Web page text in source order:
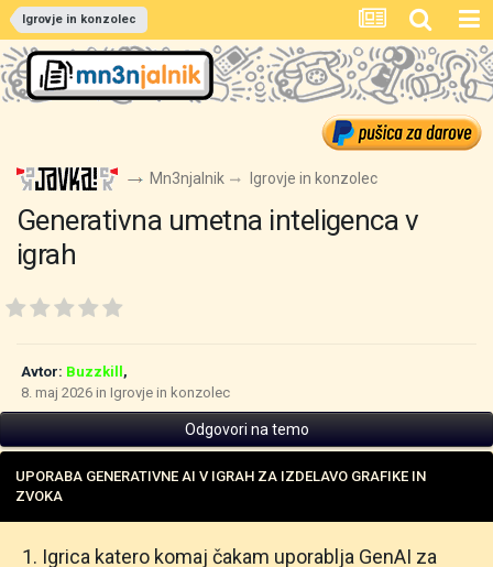
Igrovje in konzolec
Mn3njalnik Igrovje in konzolec
Generativna umetna inteligenca v
igrah
Avtor: Buzzkill ,
8. maj 2026 in Igrovje in konzolec
Odgovori na temo
UPORABA GENERATIVNE AI V IGRAH ZA IZDELAVO GRAFIKE IN
ZVOKA
1. Igrica katero komaj čakam uporablja GenAI za